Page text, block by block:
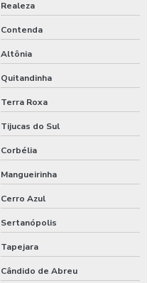
Realeza
Contenda
Altônia
Quitandinha
Terra Roxa
Tijucas do Sul
Corbélia
Mangueirinha
Cerro Azul
Sertanópolis
Tapejara
Cândido de Abreu